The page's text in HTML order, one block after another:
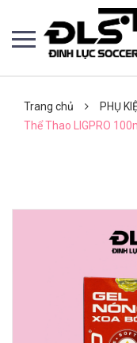
Trang chủ PHỤ
Thể Thao LIGPRO